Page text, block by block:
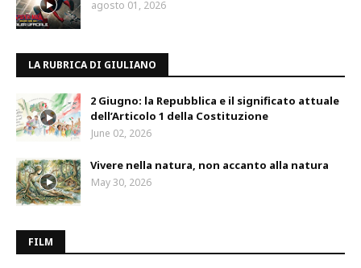
agosto 01, 2026
LA RUBRICA DI GIULIANO
2 Giugno: la Repubblica e il significato attuale
dell’Articolo 1 della Costituzione
June 02, 2026
Vivere nella natura, non accanto alla natura
May 30, 2026
FILM